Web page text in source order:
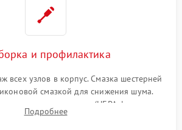
и профилактика
всех узлов в корпус. Смазка шестерней
смазкой для снижения шума.
материалов (HEPA-фильтров,
Надежная фиксация разъемов и
Подробнее